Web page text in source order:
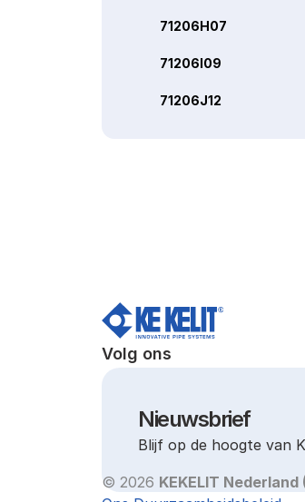
71206H07
71206I09
71206J12
Volg ons
Nieuwsbrief
Blijf op de hoogte van
© 2026 KEKELIT